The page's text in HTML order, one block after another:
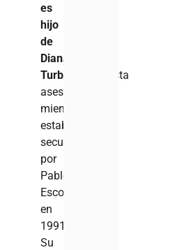
es
hijo
de
Diana
Turbay,
periodista
asesinada
mientras
estaba
secuestrada
por
Pablo
Escobar
en
1991.
Su